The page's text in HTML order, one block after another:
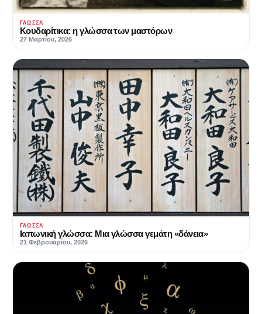
ΓΛΏΣΣΑ
Κουδαρίτικα: η γλώσσα των μαστόρων
27 Μαρτίου, 2026
ΓΛΏΣΣΑ
Ιαπωνική γλώσσα: Μια γλώσσα γεμάτη «δάνεια»
21 Φεβρουαρίου, 2026